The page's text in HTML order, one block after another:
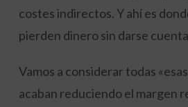
costes indirectos. Y ahí es
pierden dinero sin darse
Vamos a considerar todas
acaban reduciendo el margen